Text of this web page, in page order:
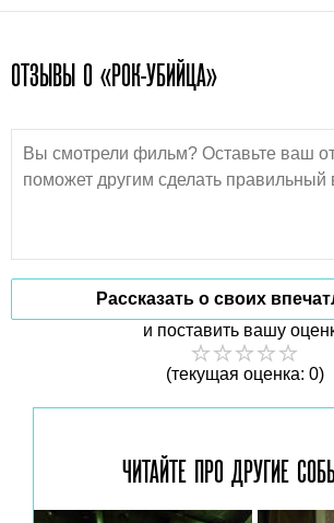
ОТЗЫВЫ О «РОК-УБИЙЦА»
Рассказать о своих
и поставить вашу
(текущая оценка: 0)
ЧИТАЙТЕ ПРО ДРУГИЕ